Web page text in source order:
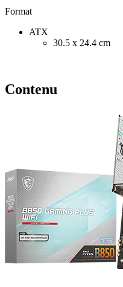
Format
ATX
30.5 x 24.4 cm
Contenu